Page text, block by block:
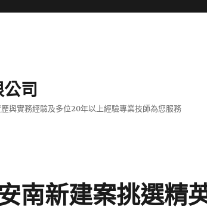
司
與實務經驗及多位20年以上經驗專業技師為您服務
南新建案挑選精